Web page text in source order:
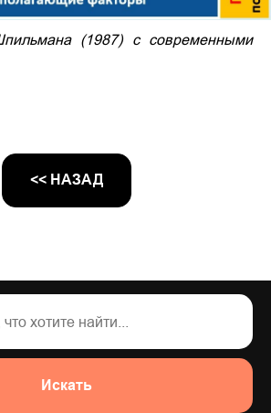
(1987) с современными
<< НАЗАД
Искать